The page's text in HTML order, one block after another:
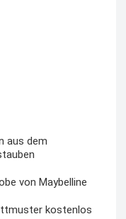
aus dem
von Maybelline
kostenlos